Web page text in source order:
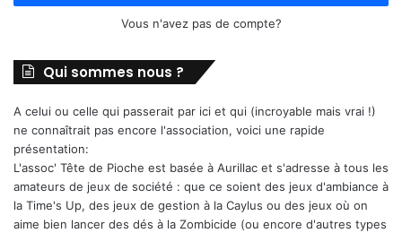
Vous n'avez pas de compte?
Qui sommes nous ?
A celui ou celle qui passerait par ici et qui (incroyable mais vrai !)
ne connaîtrait pas encore l'association, voici une rapide
présentation:
L'assoc' Tête de Pioche est basée à Aurillac et s'adresse à tous les
amateurs de jeux de société : que ce soient des jeux d'ambiance à
la Time's Up, des jeux de gestion à la Caylus ou des jeux où on
aime bien lancer des dés à la Zombicide (ou encore d'autres types